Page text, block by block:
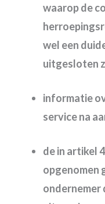
waarop de
wel een
uitgesloten
informatie
service na
de in artikel
opgenomen
ondernemer